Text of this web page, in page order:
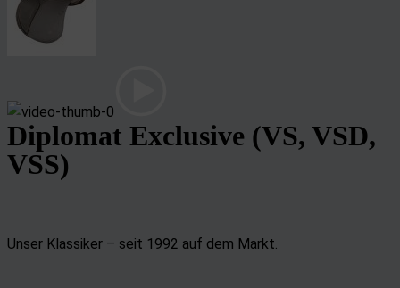
Diplomat Exclusive (VS, VSD,
VSS)
Unser Klassiker – seit 1992 auf dem Markt.